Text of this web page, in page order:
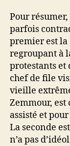
Pour
parfois
premier est
regroupant à
protestants et
chef de file
vieille
Zemmour, est
assisté et
La seconde
n’a pas